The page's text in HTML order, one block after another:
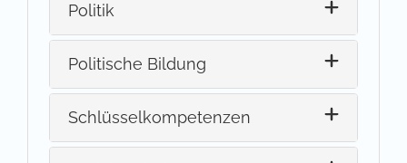
Politik
Politische Bildung
Schlüsselkompetenzen